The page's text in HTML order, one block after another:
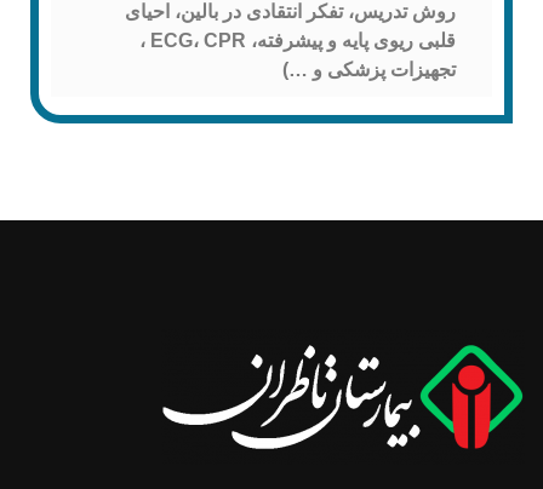
روش تدریس، تفکر انتقادی در بالین، احیای
قلبی ریوی پایه و پیشرفته، ECG، CPR ،
تجهیزات پزشکی و …)